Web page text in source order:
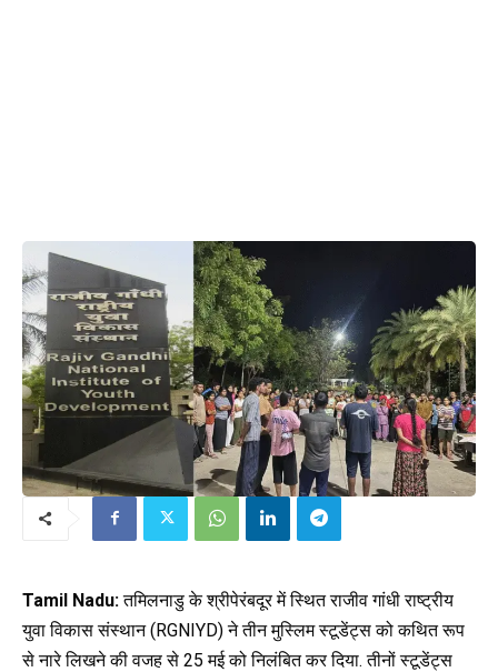
Tamil Nadu:तमिलनाडु के श्रीपेरंबदूर में स्थित राजीव गांधी राष्ट्रीय
युवा विकास संस्थान (RGNIYD) ने तीन मुस्लिम स्टूडेंट्स को कथित रूप
से नारे लिखने की वजह से 25 मई को निलंबित कर दिया. तीनों स्टूडेंट्स